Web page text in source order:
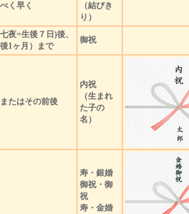
く早く
（結びき
り）
夜=生後７日)後、
1ヶ月）まで
御祝
たはその前後
内祝
（生まれ
た子の
名）
寿・銀婚
御祝・御
祝
寿・金婚